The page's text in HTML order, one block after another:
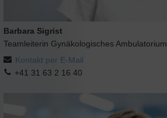
Barbara Sigrist
Teamleiterin Gynäkologisches Ambulatorium
Kontakt per E-Mail
+41 31 63 2 16 40